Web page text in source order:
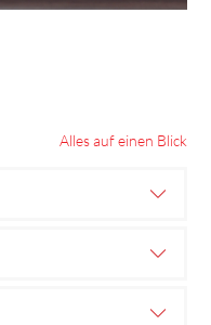
Alles auf einen Blick